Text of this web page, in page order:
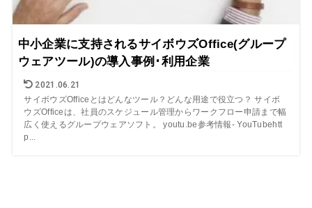
中小企業に支持されるサイボウズOffice(グループ
ウェアツール)の導入事例･利用企業
2021.06.21
サイボウズOfficeとはどんなツール？どんな用途で役立つ？ サイボ
ウズOfficeは、社員のスケジュール管理からワークフロー申請まで幅
広く使えるグループウェアソフト。 youtu.be参考情報- YouTubehtt
p...